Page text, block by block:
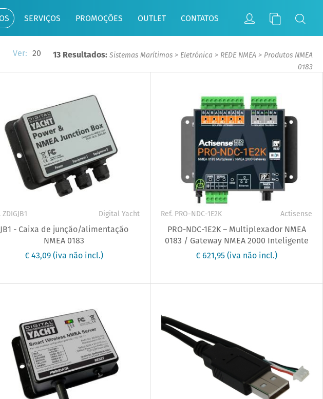
SERVIÇOS PROMOÇÕES OUTLET CONTATOS
Ver: 20 13 Resultados: Sistemas Marítimos > Eletrónica > REDE NMEA > Produtos NMEA
0183
ZDIGJB1 Digital Yacht
JB1 - Caixa de junção/alimentação
NMEA 0183
€ 43,09(iva não incl.)
Ref. PRO-NDC-1E2K Actisense
PRO-NDC-1E2K – Multiplexador NMEA
0183 / Gateway NMEA 2000 Inteligente
€ 621,95(iva não incl.)